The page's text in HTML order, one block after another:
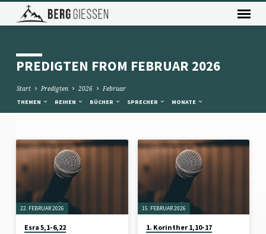
PREDIGTEN FROM FEBRUAR 2026
Start Predigten 2026 Februar
THEMEN REIHEN BÜCHER SPRECHER MONATE
PREDIGTEN
FROM
FEBRUAR
2026
22. FEBRUAR 2026
Esra 5,1-6,22
15. FEBRUAR 2026
1. Korinther 1,10-17